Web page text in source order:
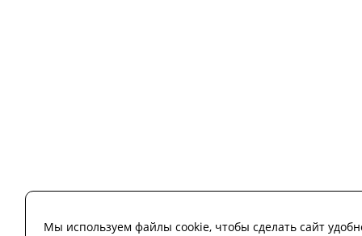
Мы используем файлы cookie, чтобы сделать сайт